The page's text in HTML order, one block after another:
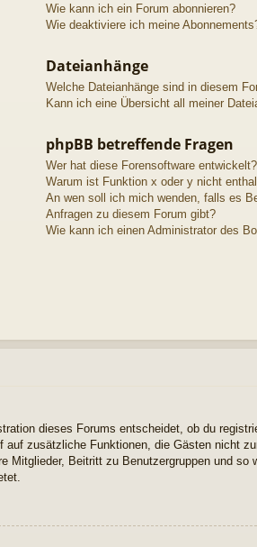
Wie kann ich ein Forum abonnieren?
Wie deaktiviere ich meine
Dateianhänge
Welche Dateianhänge sind in diesem
Kann ich eine Übersicht all meiner
phpBB betreffende Fragen
Wer hat diese Forensoftware entwickelt?
Warum ist Funktion x oder y nicht
An wen soll ich mich wenden, falls es
Anfragen zu diesem Forum gibt?
Wie kann ich einen Administrator des
dieses Forums entscheidet, ob du
zusätzliche Funktionen, die Gästen nicht
Mitglieder, Beitritt zu Benutzergruppen und so